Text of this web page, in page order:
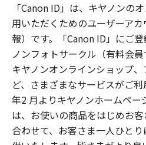
「Canon ID」は、キヤノンの
用いただくためのユーザーア
報）です。「Canon ID」にご
ノンフォトサークル（有料会員
キヤノンオンラインショップ
ど、さまざまなサービスがご
年2 月よりキヤノンホームペ
は、お使いの商品をはじめお
合わせて、お客さま一人ひと